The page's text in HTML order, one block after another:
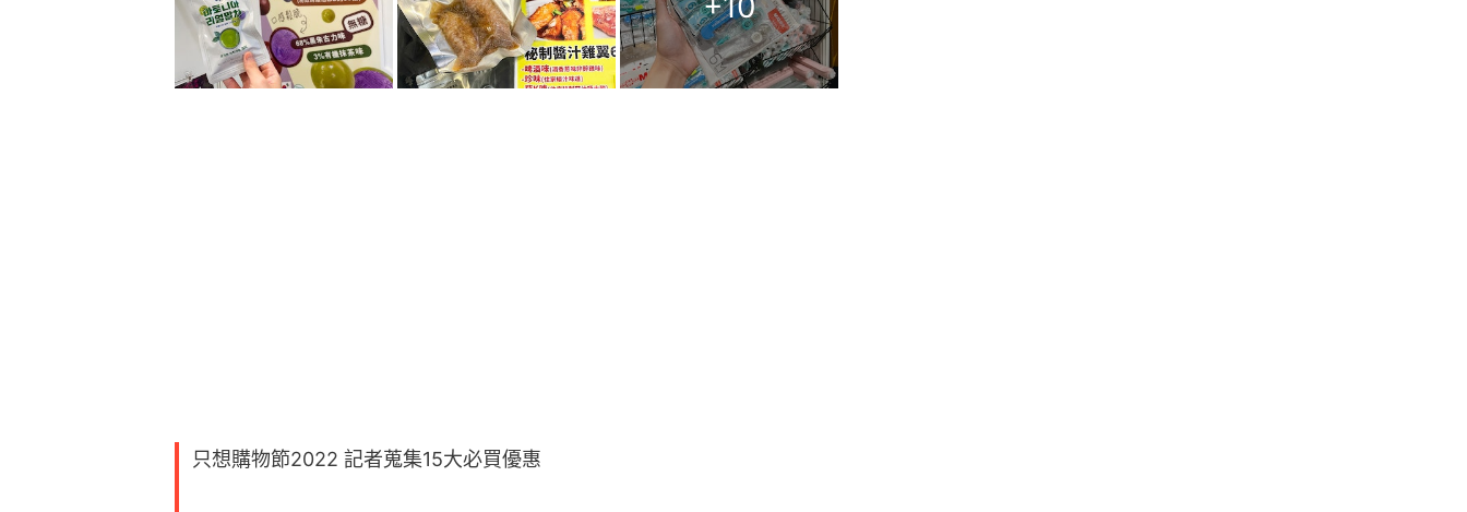
4. Uncle Mic Production（5E-B15）2件裝雞翼 - 會場優惠：買任何產品